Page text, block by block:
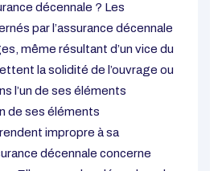
décennale ? Les
par l’assurance décennale
même résultant d’un vice du
la solidité de l’ouvrage ou
l’un de ses éléments
de ses éléments
impropre à sa
décennale concerne